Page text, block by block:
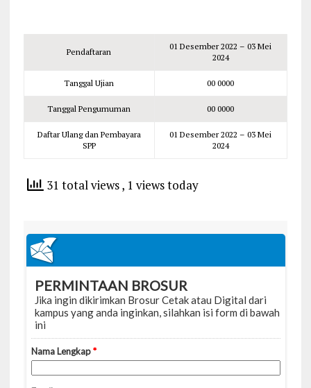
Pendaftaran
01 Desember 2022 – 03 Mei
2024
Tanggal Ujian 00 0000
Tanggal Pengumuman 00 0000
Daftar Ulang dan Pembayara
SPP
01 Desember 2022 – 03 Mei
2024
31 total views, 1 views today